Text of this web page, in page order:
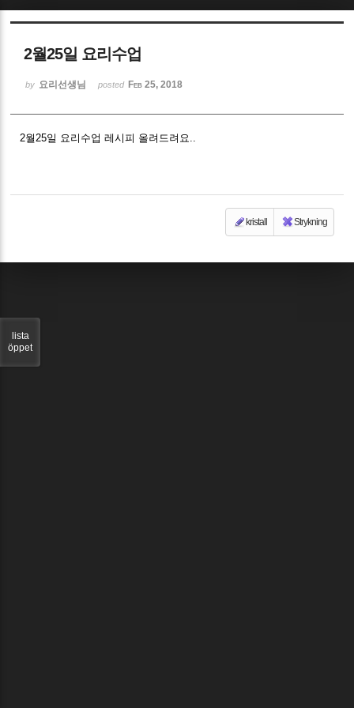
2월25일 요리수업
by 요리선생님 posted Feb 25, 2018
2월25일 요리수업 레시피 올려드려요..
kristall Strykning
lista
öppet
Sketchbook5, 스케치북5